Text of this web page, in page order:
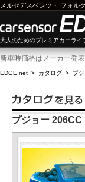
メルセデスベンツ ・ フォル
大人のためのプレミアカーラ
新車時価格はメーカー発
EDGE.net > カタログ > プ
プジョー 206CC